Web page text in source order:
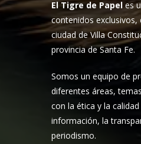
El Tigre de Papel es
contenidos
ciudad de Villa
provincia de Santa Fe.
Somos un equipo de
diferentes áreas,
con la ética y la
información, la
periodismo.